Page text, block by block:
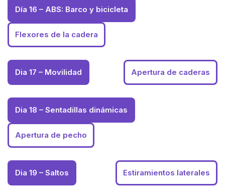
Día 16 – ABS: Barco y bicicleta
Flexores de la cadera
Dia 17 – Movilidad Apertura de caderas
Dia 18 – Sentadillas dinámicas
Apertura de pecho
Dia 19 – Saltos Estiramientos laterales